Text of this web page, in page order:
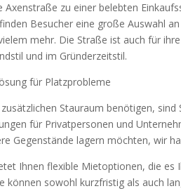
zu einer belebten
Besucher eine große Auswahl
mehr. Die Straße ist auch für
und im Gründerzeitstil.
für Platzprobleme
Stauraum benötigen,
für Privatpersonen und
Gegenstände lagern möchten, wir
Ihnen flexible Mietoptionen, die
können sowohl kurzfristig als auch